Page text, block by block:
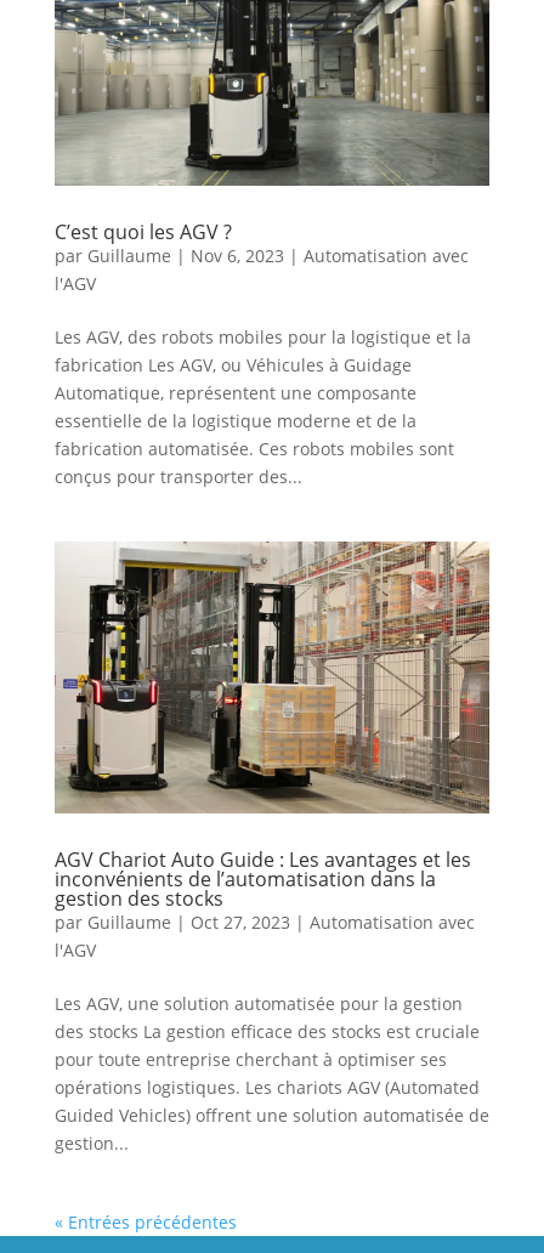
C’est quoi les AGV ?
par Guillaume | Nov 6, 2023 | Automatisation avec
l'AGV
Les AGV, des robots mobiles pour la logistique et la
fabrication Les AGV, ou Véhicules à Guidage
Automatique, représentent une composante
essentielle de la logistique moderne et de la
fabrication automatisée. Ces robots mobiles sont
conçus pour transporter des...
AGV Chariot Auto Guide : Les avantages et les
inconvénients de l’automatisation dans la
gestion des stocks
par Guillaume | Oct 27, 2023 | Automatisation avec
l'AGV
Les AGV, une solution automatisée pour la gestion
des stocks La gestion efficace des stocks est cruciale
pour toute entreprise cherchant à optimiser ses
opérations logistiques. Les chariots AGV (Automated
Guided Vehicles) offrent une solution automatisée de
gestion...
« Entrées précédentes